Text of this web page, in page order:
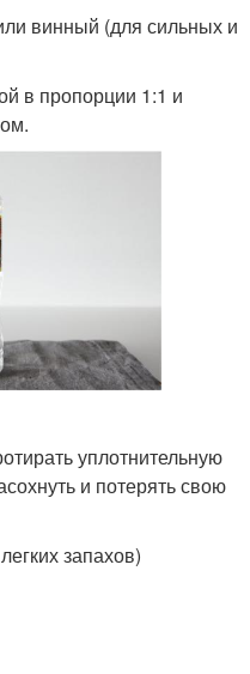
винный (для сильных и
в пропорции 1:1 и
уплотнительную
и потерять свою
запахов)